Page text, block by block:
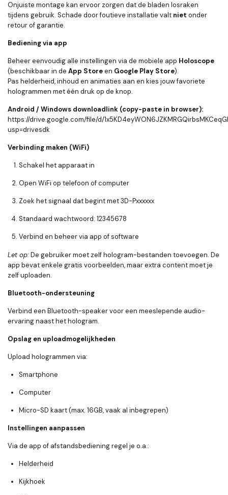
Onjuiste montage kan ervoor zorgen dat de bladen losraken
tijdens gebruik. Schade door foutieve installatie valt niet onder
retour of garantie.
Bediening via app
Beheer eenvoudig alle instellingen via de mobiele app Holoscope
(beschikbaar in de App Storeen Google Play Store).
Pas helderheid, inhoud en animaties aan en kies jouw favoriete
hologrammen met één druk op de knop.
Android / Windows downloadlink (copy-paste in browser):
https://drive.google.com/file/d/
usp=drivesdk
Verbinding maken (WiFi)
Schakel het apparaat in
Open WiFi op telefoon of computer
Zoek het signaal dat begint met3D-Pxxxxxx
Standaard wachtwoord: 12345678
Verbind en beheer via app of software
Let op:De gebruiker moet zelf hologram-bestanden toevoegen. De
app bevat enkele gratis voorbeelden, maar extra content moet je
zelf uploaden.
Bluetooth-ondersteuning
Verbind een Bluetooth-speaker voor een meeslepende audio-
ervaring naast het hologram.
Opslag en uploadmogelijkheden
Upload hologrammen via:
Smartphone
Computer
Micro-SD kaart (max. 16GB, vaak al inbegrepen)
Instellingen aanpassen
Via de app of afstandsbediening regel je o.a.:
Helderheid
Kijkhoek